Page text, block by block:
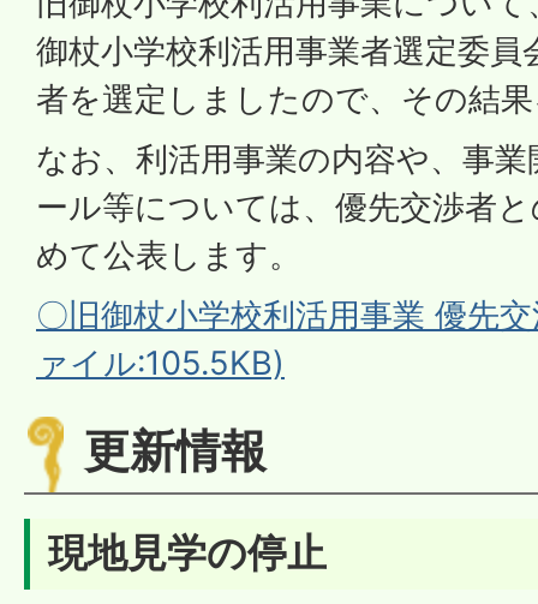
御杖小学校利活用事業者選定委
者を選定しましたので、その結
なお、利活用事業の内容や、事
ール等については、優先交渉者
めて公表します。
〇旧御杖小学校利活用事業 優先
ァイル:105.5KB)
更新情報
現地見学の停止